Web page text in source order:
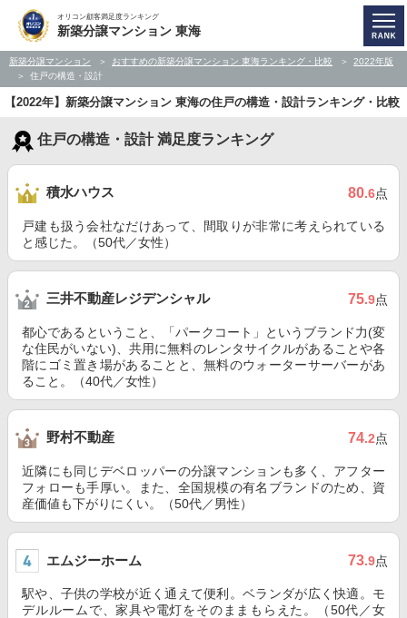
オリコン顧客満足度ランキング
新築分譲マンション 東海
新築分譲マンション おすすめの新築分譲マンション 東海ランキング・比較
2022年版
住戸の構造・設計
【2022年】新築分譲マンション 東海の住戸の構造・設計ランキング・比較
住戸の構造・設計 満足度ランキング
積水ハウス 80.6点
戸建も扱う会社なだけあって、間取りが非常に考えられている
と感じた。（50代／女性）
三井不動産レジデンシャル 75.9点
都心であるということ、「パークコート」というブランド力(変
な住民がいない)、共用に無料のレンタサイクルがあることや各
階にゴミ置き場があることと、無料のウォーターサーバーがあ
ること。（40代／女性）
野村不動産 74.2点
近隣にも同じデベロッパーの分譲マンションも多く、アフター
フォローも手厚い。また、全国規模の有名ブランドのため、資
産価値も下がりにくい。（50代／男性）
エムジーホーム 73.9点
駅や、子供の学校が近く通えて便利。ベランダが広く快適。モ
デルルームで、家具や電灯をそのままもらえた。（50代／女